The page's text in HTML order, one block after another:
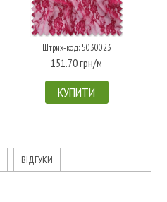
Штрих-код: 5030023
151.70 грн/м
КУПИТИ
ВІДГУКИ